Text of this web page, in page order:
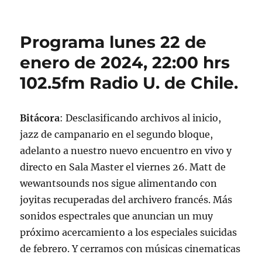
enero
de
2024
Programa lunes 22 de
enero de 2024, 22:00 hrs
102.5fm Radio U. de Chile.
Bitácora: Desclasificando archivos al inicio,
jazz de campanario en el segundo bloque,
adelanto a nuestro nuevo encuentro en vivo y
directo en Sala Master el viernes 26. Matt de
wewantsounds nos sigue alimentando con
joyitas recuperadas del archivero francés. Más
sonidos espectrales que anuncian un muy
próximo acercamiento a los especiales suicidas
de febrero. Y cerramos con músicas cinematicas